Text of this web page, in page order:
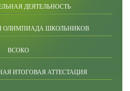
ДЕЯТЕЛЬНОСТЬ
ОЛИМПИАДА ШКОЛЬНИКОВ
ВСОКО
ИТОГОВАЯ АТТЕСТАЦИЯ